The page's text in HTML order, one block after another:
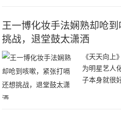
王一博化妆手法娴熟却呛
挑战，退堂鼓太潇洒
《天天向上
为明星艺人
子本身就很
个精致的